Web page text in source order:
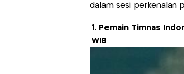
dalam sesi perkenalan
1. Pemain Timnas
WIB